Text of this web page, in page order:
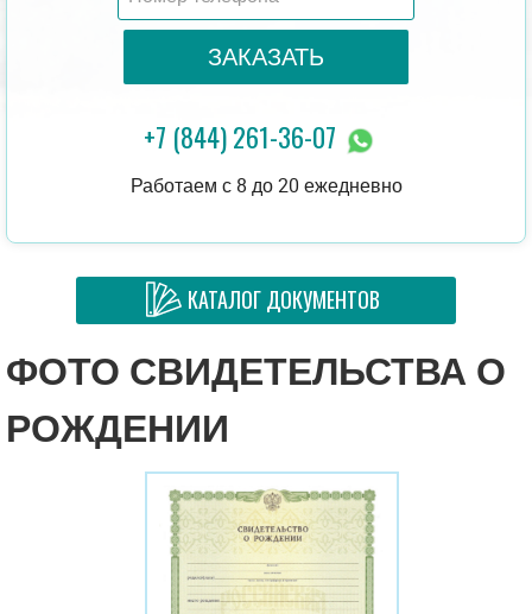
ЗАКАЗАТЬ
+7 (844) 261-36-07
Работаем с 8 до 20 ежедневно
КАТАЛОГ ДОКУМЕНТОВ
ФОТО СВИДЕТЕЛЬСТВА О
РОЖДЕНИИ